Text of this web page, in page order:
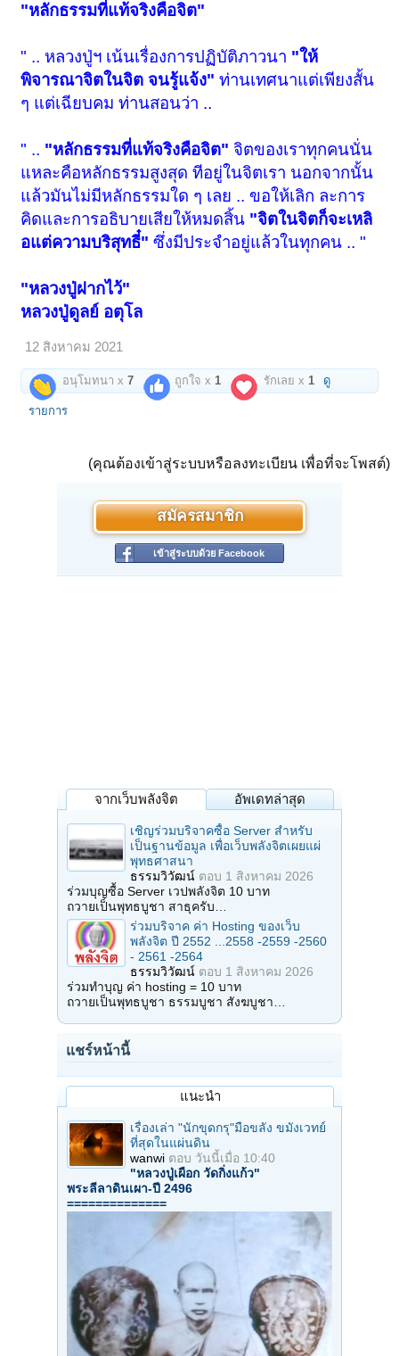
"หลักธรรมที่แท้จริงคือจิต"
" .. หลวงปู่ฯ เน้นเรื่องการปฏิบัติภาวนา "ให้
พิจารณาจิตในจิต จนรู้แจ้ง" ท่านเทศนาแต่เพียงสั้น
ๆ แต่เฉียบคม ท่านสอนว่า ..
" .. "หลักธรรมที่แท้จริงคือจิต" จิตของเราทุกคนนั่น
แหละคือหลักธรรมสูงสุด ทีอยู่ในจิตเรา นอกจากนั้น
แล้วมันไม่มีหลักธรรมใด ๆ เลย .. ขอให้เลิก ละการ
คิดและการอธิบายเสียให้หมดสิ้น "จิตในจิตก็จะเหลิ
อแต่ความบริสุทธี๋" ซึ่งมีประจำอยู่แล้วในทุกคน .. "
"หลวงปู่ฝากไว้"
หลวงปู่ดูลย์ อตุโล
12 สิงหาคม 2021
อนุโมทนา x7 ถูกใจ x 1 รักเลย x 1 ดู
รายการ
(คุณต้องเข้าสู่ระบบหรือลงทะเบียน เพื่อที่จะโพสต์)
สมัครสมาชิก
เข้าสู่ระบบด้วย Facebook
จากเว็บพลังจิต อัพเดทล่าสุด
เชิญร่วมบริจาคซื้อ Server สำหรับ
เป็นฐานข้อมูล เพื่อเว็บพลังจิตเผยแผ่
พุทธศาสนา
ธรรมวิวัฒน์ ตอบ 1 สิงหาคม 2026
ร่วมบุญซื้อ Server เวปพลังจิต 10 บาท
ถวายเป็นพุทธบูชา สาธุครับ…
ร่วมบริจาค ค่า Hosting ของเว็บ
พลังจิต ปี 2552 ...2558 -2559 -2560
- 2561 -2564
ธรรมวิวัฒน์ ตอบ 1 สิงหาคม 2026
ร่วมทำบุญ ค่า hosting = 10 บาท
ถวายเป็นพุทธบูชา ธรรมบูชา สังฆบูชา…
แชร์หน้านี้
แนะนำ
เรื่องเล่า "นักขุดกรุ"มือขลัง ขมังเวทย์
ที่สุดในแผ่นดิน
wanwi ตอบ วันนี้เมื่อ 10:40
"หลวงปู่เผือก วัดกิ่งแก้ว"
พระลีลาดินเผา-ปี 2496
==============